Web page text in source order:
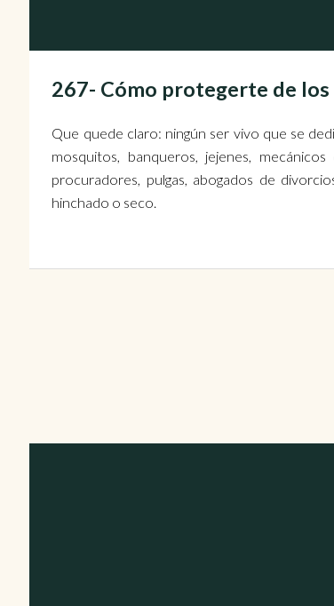
267- Cómo protegerte de los
Que quede claro: ningún ser vivo que se
mosquitos, banqueros, jejenes,
procuradores, pulgas, abogados de
hinchado o seco.